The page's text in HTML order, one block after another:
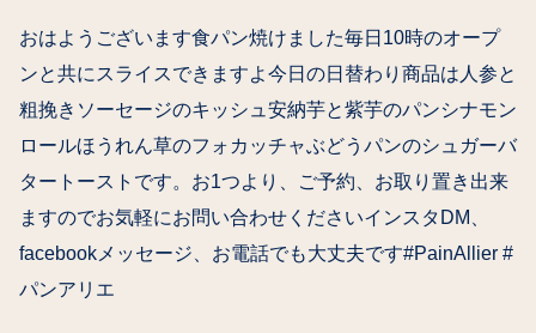
おはようございます食パン焼けました毎日10時のオープ
ンと共にスライスできますよ今日の日替わり商品は人参と
粗挽きソーセージのキッシュ安納芋と紫芋のパンシナモン
ロールほうれん草のフォカッチャぶどうパンのシュガーバ
タートーストです。お1つより、ご予約、お取り置き出来
ますのでお気軽にお問い合わせくださいインスタDM、
facebookメッセージ、お電話でも大丈夫です#PainAllier #
パンアリエ